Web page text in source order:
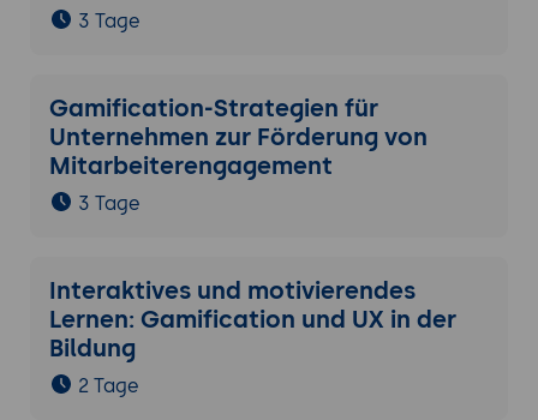
3 Tage
Gamification-Strategien für
Unternehmen zur Förderung von
Mitarbeiterengagement
3 Tage
Interaktives und motivierendes
Lernen: Gamification und UX in der
Bildung
2 Tage